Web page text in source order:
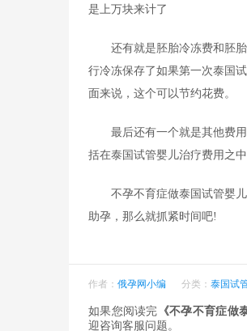
是上万块来计了
还有就是胚胎冷冻费和胚
行冷冻保存了如果第一次泰国
面来说，这个可以节约花费。
最后还有一个就是其他费
括在泰国试管婴儿治疗费用之中
不孕不育症做泰国试管婴
助孕，那么就抓紧时间吧!
作者： 俄孕网小编 分类： 泰国试
如果您阅读完 《不孕不育症做
迎咨询客服问题。